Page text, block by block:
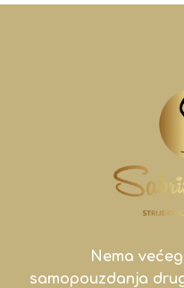
Nema
samopouzdanja